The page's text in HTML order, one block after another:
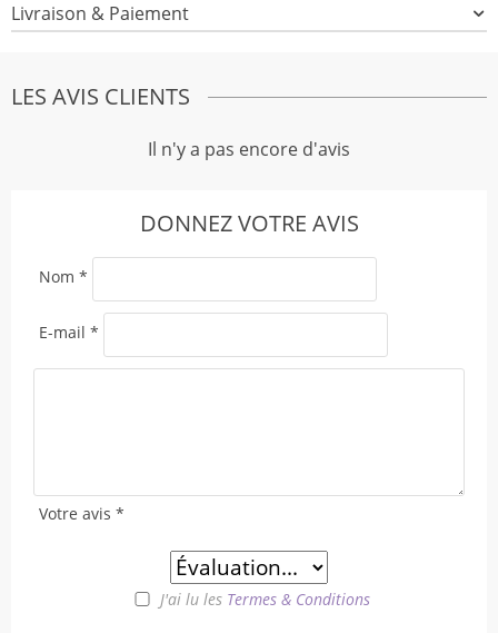
Livraison & Paiement
LES AVIS CLIENTS
Il n'y a pas encore d'avis
DONNEZ VOTRE AVIS
Votre avis *
J'ai lu les Termes & Conditions
Nom *
E-mail *